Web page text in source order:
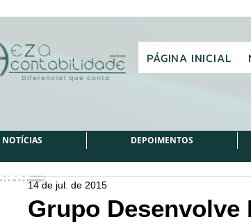
PÁGINA INICIAL
NOTÍCIAS DEPOIMENTOS
Grupo Desenvolve
14 de jul. de 2015